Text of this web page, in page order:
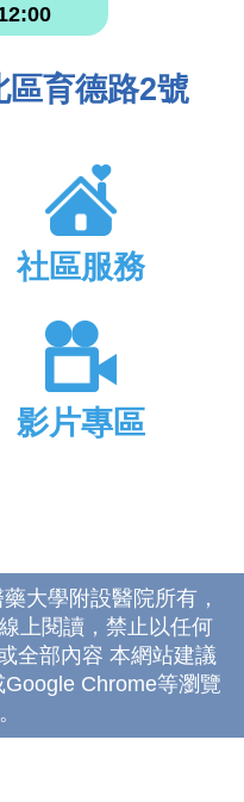
區育德路2號
社區服務
影片專區
大學附設醫院所有，
上閱讀，禁止以任何
全部內容 本網站建議
Chrome等瀏覽